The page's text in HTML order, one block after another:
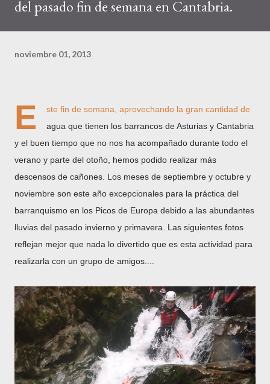
del pasado fin de semana en Cantabria.
noviembre 01, 2013
E
ste fin de semana, aprovechando la gran cantidad de
agua que tienen los barrancos de Asturias y Cantabria
y el buen tiempo que no nos ha acompañado durante todo el
verano y parte del otoño, hemos podido realizar más
descensos de cañones. Los meses de septiembre y octubre y
noviembre son este año excepcionales para la práctica del
barranquismo en los Picos de Europa debido a las abundantes
lluvias del pasado invierno y primavera. Las siguientes fotos
reflejan mejor que nada lo divertido que es esta actividad para
realizarla con un grupo de amigos....